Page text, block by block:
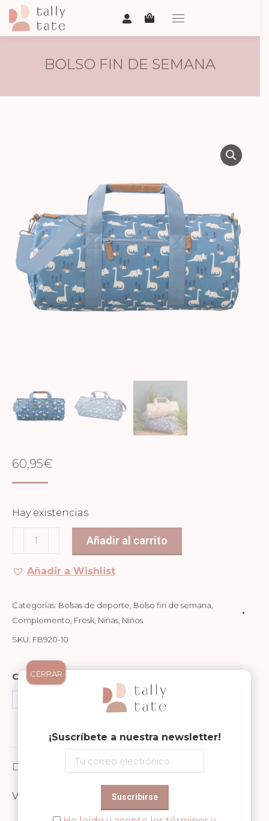
BOLSO FIN DE SEMANA
60,95€
Hay existencias
Bolso
de
Grande
Dinosaurio
cantidad
Añadir al carrito
Añadir a Wishlist
Categorías: Bolsas de deporte Bolso fin de semana
Complemento Fresk Niñas Niños
SKU: FB920-10
Compartir en
FacebookWhatsApp
Share
Pinterest
Descripción
Valoraciones (0)
¡Suscríbete a nuestra newsletter!
CERRAR